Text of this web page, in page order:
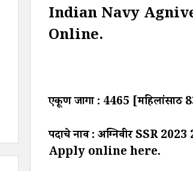
Indian Navy
Online.
एकूण जागा : 4465 [महिलांसाठी
पदाचे नाव : अग्निवीर SSR
Apply online here.